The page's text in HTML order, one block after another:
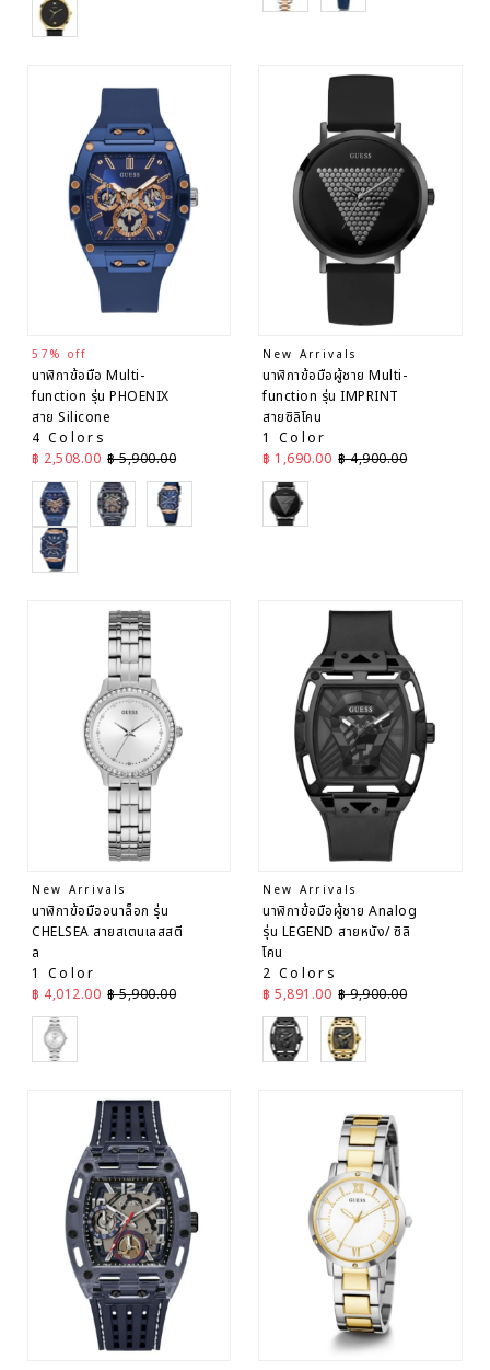
57% off
นาฬิกาข้อมือ Multi-
function รุ่น PHOENIX
สาย Silicone
4 Colors
ราคาลด
฿ 2,508.00 ราคาปกติ
฿ 5,900.00
Black Black
Rose Gold
Rose Gold
New Arrivals
นาฬิกาข้อมือผู้ชาย Multi-
function รุ่น IMPRINT
สายซิลิโคน
1 Color
ราคาลด
฿ 1,690.00 ราคาปกติ
฿ 4,900.00
Black
New Arrivals
นาฬิกาข้อมืออนาล็อก รุ่น
CHELSEA สายสเตนเลสสตี
ล
1 Color
ราคาลด
฿ 4,012.00 ราคาปกติ
฿ 5,900.00
SIlver
New Arrivals
นาฬิกาข้อมือผู้ชาย Analog
รุ่น LEGEND สายหนัง/ ซิลิ
โคน
2 Colors
ราคาลด
฿ 5,891.00 ราคาปกติ
฿ 9,900.00
Black Black